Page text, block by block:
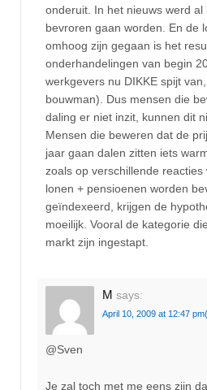
onderuit. In het nieuws werd
bevroren gaan worden. En de
omhoog zijn gegaan is het
onderhandelingen van begin
werkgevers nu DIKKE spijt
bouwman). Dus mensen die
daling er niet inzit, kunnen dit
Mensen die beweren dat de
jaar gaan dalen zitten iets
zoals op verschillende
lonen + pensioenen worden
geïndexeerd, krijgen de
moeilijk. Vooral de kategorie
markt zijn ingestapt.
M says:
April 10, 2009 at 12:47 pm
@Sven
Je zal toch met me eens zijn